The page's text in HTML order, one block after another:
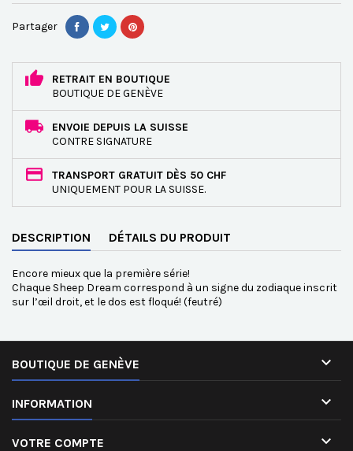
Partager
RETRAIT EN BOUTIQUE
BOUTIQUE DE GENÈVE
ENVOIE DEPUIS LA SUISSE
CONTRE SIGNATURE
TRANSPORT GRATUIT DÈS 50 CHF
UNIQUEMENT POUR LA SUISSE.
DESCRIPTION DÉTAILS DU PRODUIT
Encore mieux que la première série!
Chaque Sheep Dream correspond à un signe du zodiaque inscrit
sur l’œil droit, et le dos est floqué! (feutré)
BOUTIQUE DE GENÈVE 
INFORMATION 
VOTRE COMPTE 